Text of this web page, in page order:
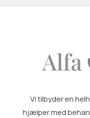
Vi tilbyder en
hjælper med